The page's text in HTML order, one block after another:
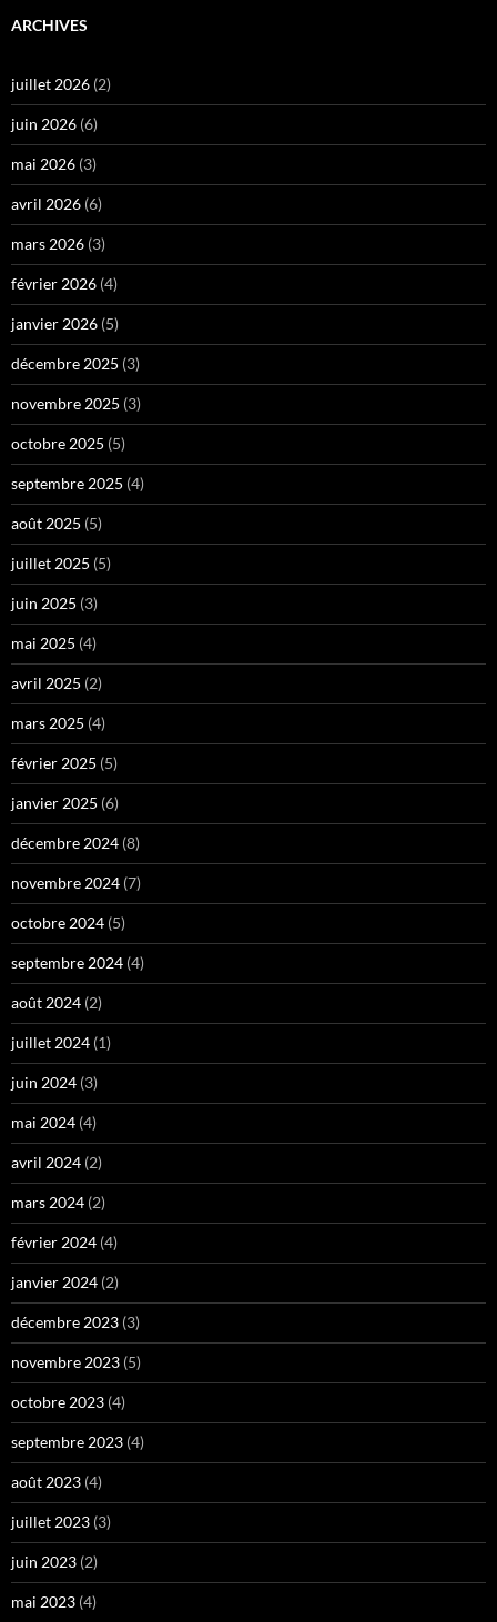
ARCHIVES
juillet 2026 (2)
juin 2026 (6)
mai 2026 (3)
avril 2026 (6)
mars 2026 (3)
février 2026 (4)
janvier 2026 (5)
décembre 2025 (3)
novembre 2025 (3)
octobre 2025 (5)
septembre 2025 (4)
août 2025 (5)
juillet 2025 (5)
juin 2025 (3)
mai 2025 (4)
avril 2025 (2)
mars 2025 (4)
février 2025 (5)
janvier 2025 (6)
décembre 2024 (8)
novembre 2024 (7)
octobre 2024 (5)
septembre 2024 (4)
août 2024 (2)
juillet 2024 (1)
juin 2024 (3)
mai 2024 (4)
avril 2024 (2)
mars 2024 (2)
février 2024 (4)
janvier 2024 (2)
décembre 2023 (3)
novembre 2023 (5)
octobre 2023 (4)
septembre 2023 (4)
août 2023 (4)
juillet 2023 (3)
juin 2023 (2)
mai 2023 (4)